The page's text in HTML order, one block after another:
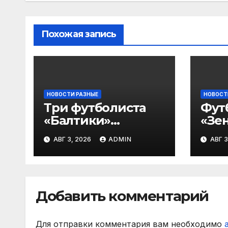
Похожая запись
НОВОСТИ РАЗНЫЕ
Три футболиста
«Балтики»
включены в
символическую
сборную 2‑го тура
МАТЧ ПРЕМЬЕР
АВГ 3, 2026 ADMIN
«Не
— в
АВГ
Добавить комментарий
Для отправки комментария вам необходимо